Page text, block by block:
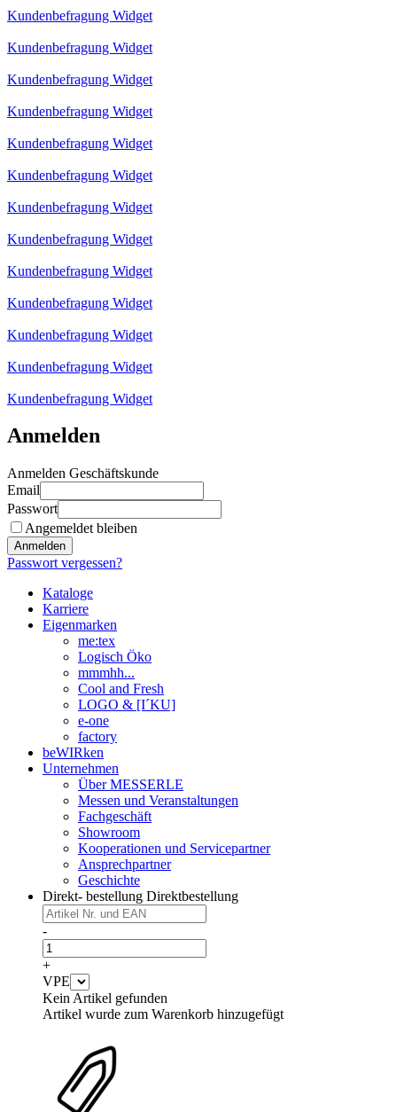
Kundenbefragung Widget
Kundenbefragung Widget
Kundenbefragung Widget
Kundenbefragung Widget
Kundenbefragung Widget
Kundenbefragung Widget
Kundenbefragung Widget
Kundenbefragung Widget
Kundenbefragung Widget
Kundenbefragung Widget
Kundenbefragung Widget
Kundenbefragung Widget
Kundenbefragung Widget
Anmelden
Anmelden Geschäftskunde
Email
Passwort
Angemeldet bleiben
Anmelden
Passwort vergessen?
Kataloge
Karriere
Eigenmarken
me:tex
Logisch Öko
mmmhh...
Cool and Fresh
LOGO & [I´KU]
e-one
factory
beWIRken
Unternehmen
Über MESSERLE
Messen und Veranstaltungen
Fachgeschäft
Showroom
Kooperationen und Servicepartner
Ansprechpartner
Geschichte
Direkt- bestellung Direktbestellung
-
+
VPE
Kein Artikel gefunden
Artikel wurde zum Warenkorb hinzugefügt